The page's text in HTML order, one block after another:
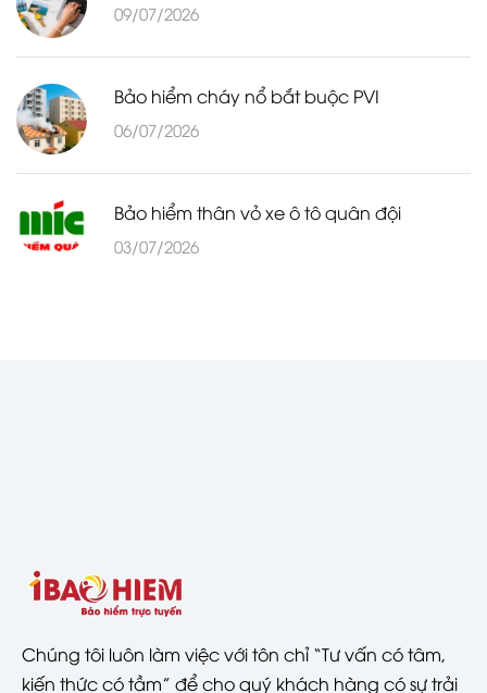
09/07/2026
Bảo hiểm cháy nổ bắt buộc PVI
06/07/2026
Bảo hiểm thân vỏ xe ô tô quân đội
03/07/2026
Chúng tôi luôn làm việc với tôn chỉ “Tư vấn có tâm,
kiến thức có tầm” để cho quý khách hàng có sự trải